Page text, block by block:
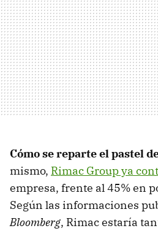
Cómo se reparte el pastel
mismo, Rimac Group ya
empresa, frente al 45% en
Según las informaciones
Bloomberg, Rimac estaría